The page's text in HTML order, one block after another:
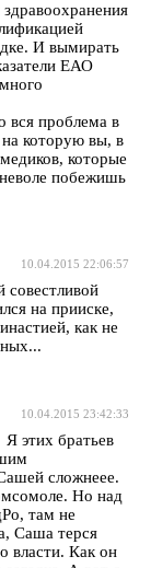
И вымирать
ЕАО
проблема в
на которую вы, в
которые
побежишь
10.04.2015 22:06:57
совестливой
на прииске,
как не
10.04.2015 23:42:33
этих братьев
сложнеее.
Но над
там не
Саша терся
власти. Как он